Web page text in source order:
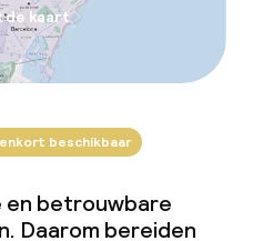
de kaart
beschikbaar
en betrouwbare
Daarom bereiden